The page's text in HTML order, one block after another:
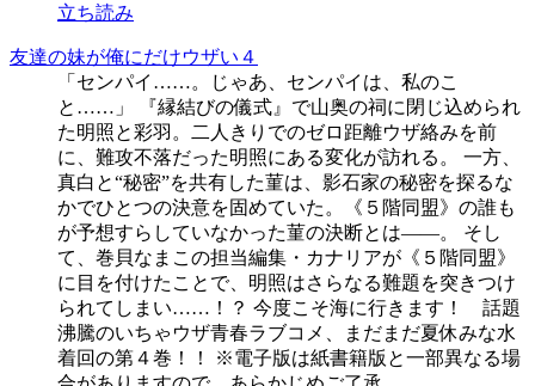
立ち読み
友達の妹が俺にだけウザい４
「センパイ……。じゃあ、センパイは、私のこ
と……」 『縁結びの儀式』で山奥の祠に閉じ込められ
た明照と彩羽。二人きりでのゼロ距離ウザ絡みを前
に、難攻不落だった明照にある変化が訪れる。 一方、
真白と“秘密”を共有した菫は、影石家の秘密を探るな
かでひとつの決意を固めていた。《５階同盟》の誰も
が予想すらしていなかった菫の決断とは――。 そし
て、巻貝なまこの担当編集・カナリアが《５階同盟》
に目を付けたことで、明照はさらなる難題を突きつけ
られてしまい……！？ 今度こそ海に行きます！ 話題
沸騰のいちゃウザ青春ラブコメ、まだまだ夏休みな水
着回の第４巻！！ ※電子版は紙書籍版と一部異なる場